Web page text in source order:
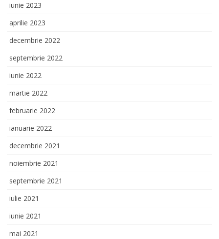
iunie 2023
aprilie 2023
decembrie 2022
septembrie 2022
iunie 2022
martie 2022
februarie 2022
ianuarie 2022
decembrie 2021
noiembrie 2021
septembrie 2021
iulie 2021
iunie 2021
mai 2021